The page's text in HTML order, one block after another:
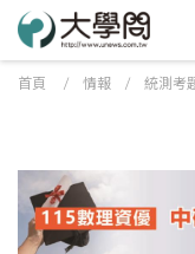
首頁 / 情報 / 統測考